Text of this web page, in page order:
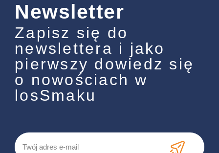
Newsletter
Zapisz się do
newslettera i jako
pierwszy dowiedz się
o nowościach w
losSmaku